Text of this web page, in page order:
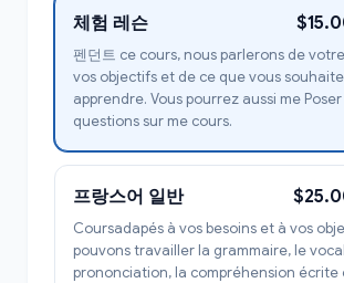
체험 레슨
펜던트 ce cours, nous parlerons de
vos objectifs et de ce que vous
apprendre. Vous pourrez aussi me
questions sur me cours.
프랑스어 일반
Coursadapés à vos besoins et à vos
pouvons travailler la grammaire, le
prononciation, la compréhension écrite